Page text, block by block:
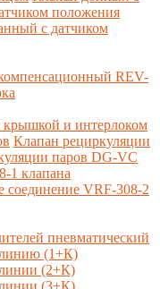
положения
с датчиком
REV-
и интерлоком
Клапан рециркуляции
паров DG-VC
1 клапана
соединение VRF-308-2
пневматический
линию (1+К)
(2+К)
(3+К)